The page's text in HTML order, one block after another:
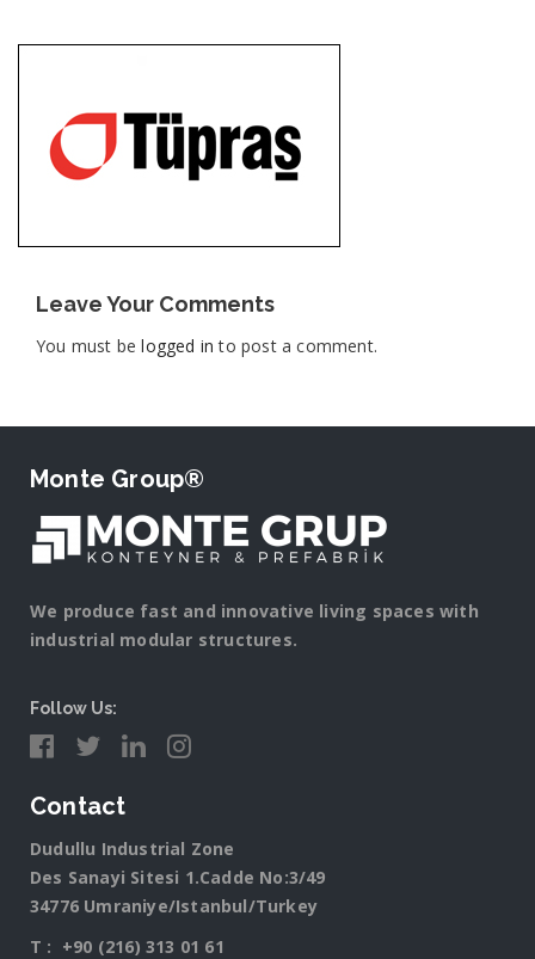
Leave Your Comments
You must belogged in to post a comment.
Monte Group®
We produce fast and innovative living spaces with
industrial modular structures.
Follow Us:
Contact
Dudullu Industrial Zone
Des Sanayi Sitesi 1.Cadde No:3/49
34776 Umraniye/Istanbul/Turkey
T : +90 (216) 313 01 61